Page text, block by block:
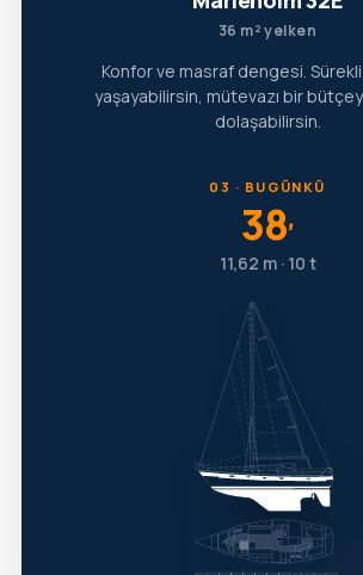
36 m² yelken
Konfor ve masraf dengesi.
yaşayabilirsin, mütevazı bir
dolaşabilirsin.
03 · BUGÜNKÜ
38′
11,62 m · 10 t